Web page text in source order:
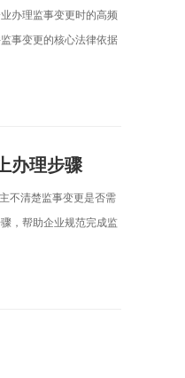
办理监事变更时的高频
事变更的核心法律依据
办理步骤
不清楚监事变更是否需
，帮助企业规范完成监